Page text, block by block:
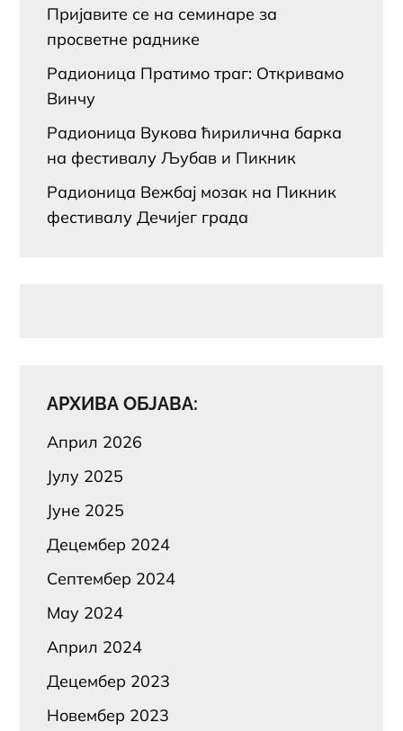
Пријавите се на семинаре за
просветне раднике
Радионица Пратимо траг: Откривамо
Винчу
Радионица Вукова ћирилична барка
на фестивалу Љубав и Пикник
Радионица Вежбај мозак на Пикник
фестивалу Дечијег града
АРХИВА ОБЈАВА:
Април 2026
Јулy 2025
Јуне 2025
Децембер 2024
Септембер 2024
Маy 2024
Април 2024
Децембер 2023
Новембер 2023